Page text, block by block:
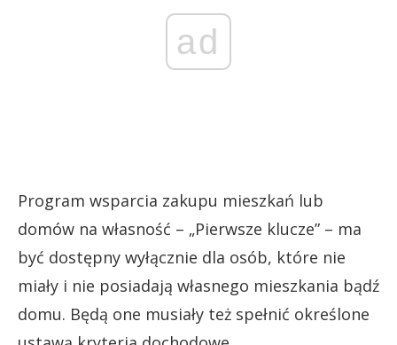
ad
Program wsparcia zakupu mieszkań lub
domów na własność – „Pierwsze klucze” – ma
być dostępny wyłącznie dla osób, które nie
miały i nie posiadają własnego mieszkania bądź
domu. Będą one musiały też spełnić określone